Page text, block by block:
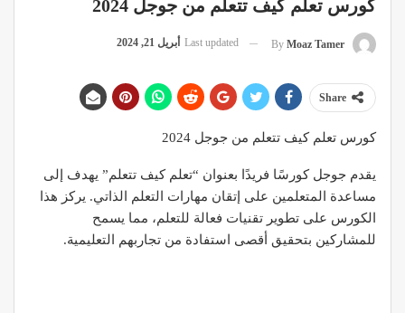
كورس تعلم كيف تتعلم من جوجل 2024
By Moaz Tamer
Last updated أبريل 21, 2024
Share
كورس تعلم كيف تتعلم من جوجل 2024
يقدم جوجل كورسًا فريدًا بعنوان “تعلم كيف تتعلم” يهدف إلى
مساعدة المتعلمين على إتقان مهارات التعلم الذاتي. يركز هذا
الكورس على تطوير تقنيات فعالة للتعلم، مما يسمح
للمشاركين بتحقيق أقصى استفادة من تجاربهم التعليمية.